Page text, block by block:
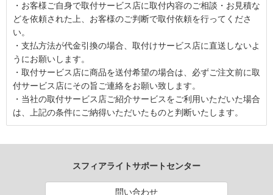
・お客様ご自身で取付サービス店に取付内容のご相談・お見積な
どを依頼された上、お客様のご判断で取付依頼を行ってくださ
い。
・支払方法が代金引換の場合、取付けサービス店に直送しないよ
うにお願いします。
・取付サービス店に商品を送付希望の場合は、必ずご注文前に取
付サービス店にその旨ご連絡をお願い致します。
・当社の取付サービス店ご紹介サービスをご利用いただいた場合
は、上記の条件にご納得いただいたものと判断いたします。
スフィアライトサポートセンター
問い合わせ